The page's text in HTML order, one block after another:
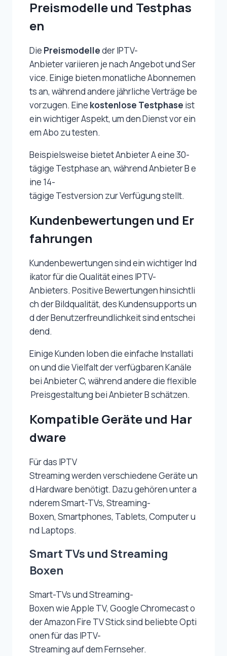
Preismodelle und Testphas
en
Die Preismodelleder IPTV-
Anbieter variieren je nach Angebot und Ser
vice. Einige bieten monatliche Abonnemen
ts an, während andere jährliche Verträge be
vorzugen. Eine kostenlose Testphase ist
ein wichtiger Aspekt, um den Dienst vor ein
em Abo zu testen.
Beispielsweise bietet Anbieter A eine 30-
tägige Testphase an, während Anbieter B e
ine 14-
tägige Testversion zur Verfügung stellt.
Kundenbewertungen und Er
fahrungen
Kundenbewertungen sind ein wichtiger Ind
ikator für die Qualität eines IPTV-
Anbieters. Positive Bewertungen hinsichtli
ch der Bildqualität, des Kundensupports un
d der Benutzerfreundlichkeit sind entschei
dend.
Einige Kunden loben die einfache Installati
on und die Vielfalt der verfügbaren Kanäle
bei Anbieter C, während andere die flexible
Preisgestaltung bei Anbieter B schätzen.
Kompatible Geräte und Har
dware
Für das IPTV
Streaming werden verschiedene Geräte un
d Hardware benötigt. Dazu gehören unter a
nderem Smart-TVs, Streaming-
Boxen, Smartphones, Tablets, Computer u
nd Laptops.
Smart TVs und Streaming
Boxen
Smart-TVs und Streaming-
Boxen wie Apple TV, Google Chromecast o
der Amazon Fire TV Stick sind beliebte Opti
onen für das IPTV-
Streaming auf dem Fernseher.